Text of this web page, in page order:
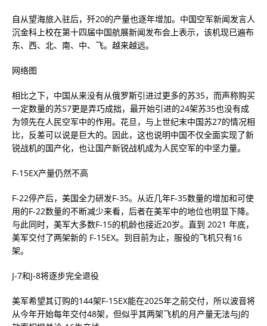
自从望海旅入驻后，歼20的产量也逐年增加。中国空军新闻发言人
沉金科上校在第十四届中国航展新闻发布会上表示，该机现已遍布
东、西、北、南、中、飞。越来越远。
网络图
相比之下，中国从来没有从俄罗斯引进过更多的苏35，而声称购买
一定数量的苏57更是弄巧成拙，最开始引进的24架苏35也没有成
为领先在人民空军中的作用。花旦，与上世纪末中国苏27的情况相
比，反差可以说是巨大的。因此，这也说明中国不仅全面实现了新
锐战机的国产化，也让国产新锐战机成为人民空军的中坚力量。
F-15EX产量仍然不高
F-22停产后，美国全力研发F-35。从近几年F-35数量的增加和可使
用的F-22数量的不断减少来看，后者在美军中的地位也明显下降。
与此同时，美军大多数F-15的机龄也接近20岁。直到 2021 年底，
美军交付了两架新的 F-15EX。到目前为止，服役的飞机只有16
架。
J-7和J-8将逐步完全退役
美军希望其订购的144架F-15EX能在2025年之前交付，所以波音将
从今年开始每年交付48架，但似乎其两架飞机的月产量无法与J的